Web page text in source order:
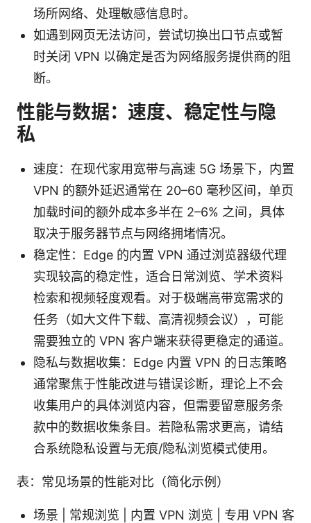
场所网络、处理敏感信息时。
如遇到网页无法访问，尝试切换出口节点或暂
时关闭 VPN 以确定是否为网络服务提供商的阻
断。
性能与数据：速度、稳定性与隐
私
速度：在现代家用宽带与高速 5G 场景下，内置
VPN 的额外延迟通常在 20–60 毫秒区间，单页
加载时间的额外成本多半在 2–6% 之间，具体
取决于服务器节点与网络拥堵情况。
稳定性：Edge 的内置 VPN 通过浏览器级代理
实现较高的稳定性，适合日常浏览、学术资料
检索和视频轻度观看。对于极端高带宽需求的
任务（如大文件下载、高清视频会议），可能
需要独立的 VPN 客户端来获得更稳定的通道。
隐私与数据收集：Edge 内置 VPN 的日志策略
通常聚焦于性能改进与错误诊断，理论上不会
收集用户的具体浏览内容，但需要留意服务条
款中的数据收集条目。若隐私需求更高，请结
合系统隐私设置与无痕/隐私浏览模式使用。
表：常见场景的性能对比（简化示例）
场景 | 常规浏览 | 内置 VPN 浏览 | 专用 VPN 客